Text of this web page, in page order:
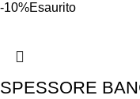
-10%Esaurito
SPESSORE